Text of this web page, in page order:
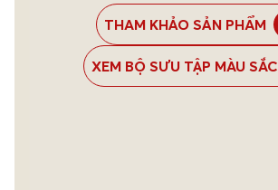
THAM KHẢO SẢN PHẨM
XEM BỘ SƯU TẬP MÀU SẮC